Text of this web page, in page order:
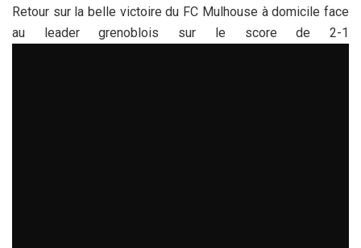
Retour sur la belle victoire du FC Mulhouse à domicile face
au leader grenoblois sur le score de 2-1